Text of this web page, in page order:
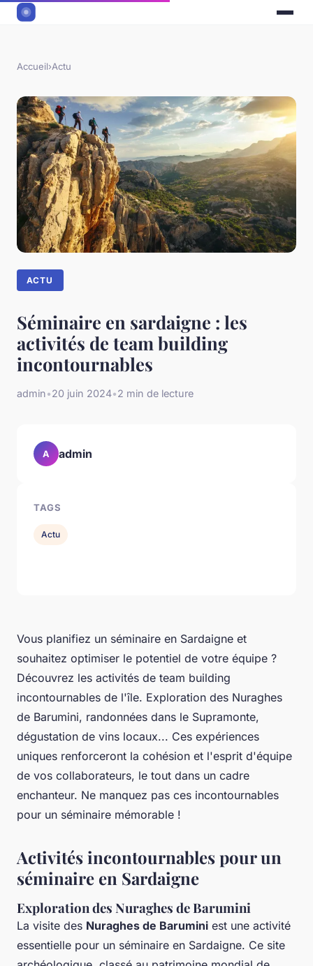
Accueil›Actu
ACTU
Séminaire en sardaigne : les
activités de team building
incontournables
admin•20 juin 2024•2 min de lecture
Vous planifiez un séminaire en Sardaigne et
souhaitez optimiser le potentiel de votre équipe ?
Découvrez les activités de team building
incontournables de l'île. Exploration des Nuraghes
de Barumini, randonnées dans le Supramonte,
dégustation de vins locaux... Ces expériences
uniques renforceront la cohésion et l'esprit d'équipe
de vos collaborateurs, le tout dans un cadre
enchanteur. Ne manquez pas ces incontournables
pour un séminaire mémorable !
Activités incontournables pour un
séminaire en Sardaigne
Exploration des Nuraghes de Barumini
La visite des Nuraghes de Barumini est une activité
essentielle pour un séminaire en Sardaigne. Ce site
A admin
TAGS
Actu